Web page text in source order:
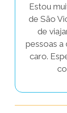
Estou
de São
de
pessoas a
caro.